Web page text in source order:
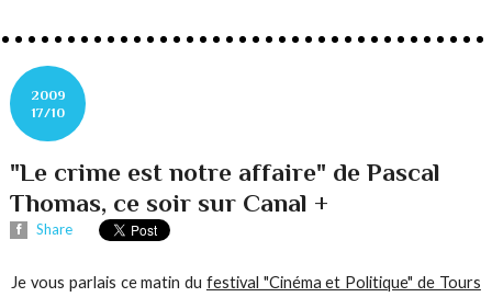
2009
17/10
"Le crime est notre affaire" de Pascal
Thomas, ce soir sur Canal +
Share
Je vous parlais ce matin du festival "Cinéma et Politique" de Tours